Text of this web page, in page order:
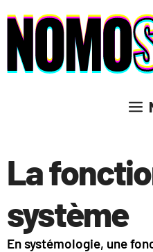
contenu
La
système
En systémologie, une